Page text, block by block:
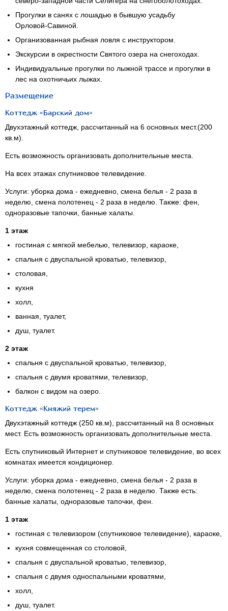
Прогулки в санях с лошадью в бывшую усадьбу
Орловой-Савиной
Организованная рыбная ловля с инструктором.
Экскурсии в окрестности Святого озера на снегоходах.
Индивидуальные прогулки по лыжной трассе и прогулки в
лес на охотничьих лыжах.
Размещение
Коттедж «Барский дом»
Двухэтажный коттедж, рассчитанный на 6 основных мест.(200
кв.м).
Есть возможность организовать дополнительные места.
На всех этажах спутниковое телевидение.
Услуги: уборка дома - ежедневно, смена белья - 2 раза в
неделю, смена полотенец - 2 раза в неделю. Также: фен,
одноразовые тапочки, банные халаты.
1 этаж
гостиная с мягкой мебелью, телевизор, караоке,
спальня с двуспальной кроватью, телевизор,
столовая,
кухня
холл,
ванная, туалет,
душ, туалет.
2 этаж
спальня с двуспальной кроватью, телевизор,
спальня с двумя кроватями, телевизор,
балкон с видом на озеро.
Коттедж «Княжий терем»
Двухэтажный коттедж (250 кв.м), рассчитанный на 8 основных
мест. Есть возможность организовать дополнительные места.
Есть спутниковый Интернет и спутниковое телевидение, во всех
комнатах имеется кондиционер.
Услуги: уборка дома - ежедневно, смена белья - 2 раза в
неделю, смена полотенец - 2 раза в неделю. Также есть:
банные халаты, одноразовые тапочки, фен.
1 этаж
гостиная с телевизором (спутниковое телевидение), караоке,
кухня совмещенная со столовой,
спальня с двуспальной кроватью, телевизор,
спальня с двумя односпальными кроватями,
холл,
душ, туалет.